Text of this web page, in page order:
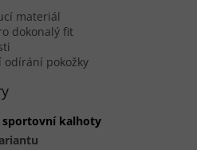
materiál
dokonalý fit
pokožky
sportovní kalhoty